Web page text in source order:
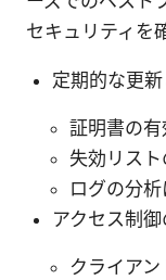
セキュリティを
定期的な更
証明書の
失効リス
ログの分
アクセス制
クライア